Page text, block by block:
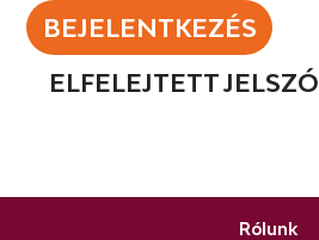
BEJELENTKEZÉS
ELFELEJTETT JELSZÓ
Rólunk